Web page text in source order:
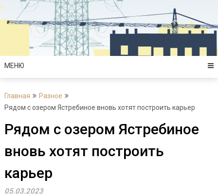
Перейти
содержимому
МЕНЮ
Главная
Разное
Рядом с озером Ястребиное вновь хотят построить карьер
Рядом с озером Ястребиное
вновь хотят построить
карьер
05.03.2023